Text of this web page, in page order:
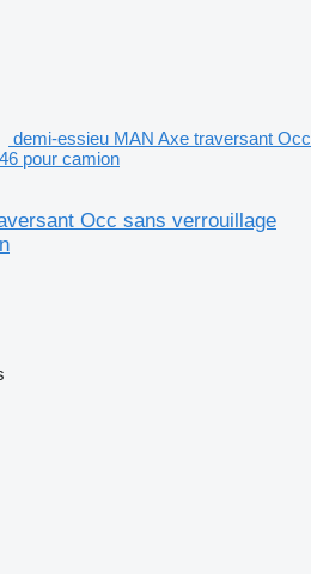
demi-essieu MAN Axe traversant Occ
pour camion
Occ sans verrouillage